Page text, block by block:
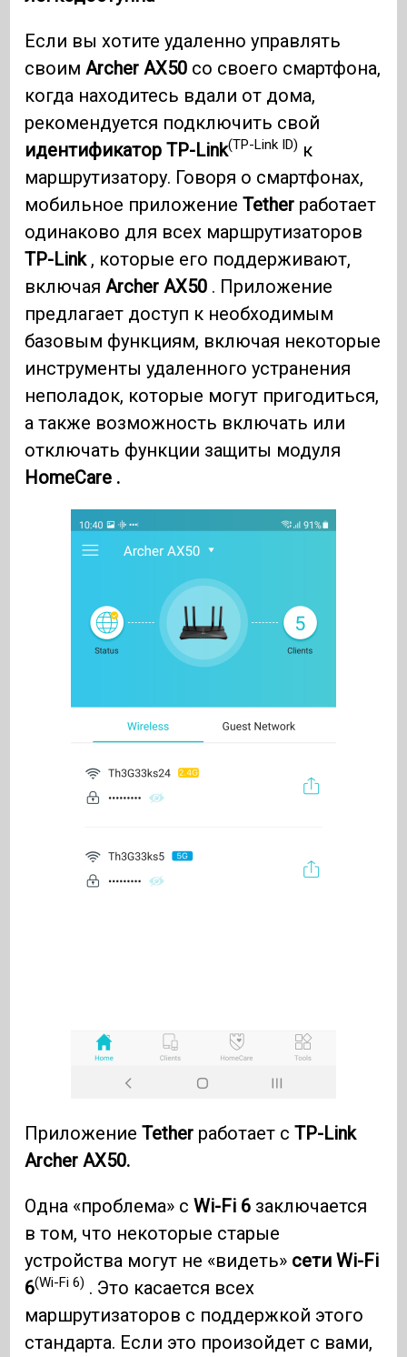
Если вы хотите удаленно управлять
своим Archer AX50 со своего смартфона,
когда находитесь вдали от дома,
рекомендуется подключить свой
идентификатор TP-Link(TP-Link ID) к
маршрутизатору. Говоря о смартфонах,
мобильное приложениеTether работает
одинаково для всех маршрутизаторов
TP-Link, которые его поддерживают,
включая Archer AX50 . Приложение
предлагает доступ к необходимым
базовым функциям, включая некоторые
инструменты удаленного устранения
неполадок, которые могут пригодиться,
а также возможность включать или
отключать функции защиты модуля
HomeCare .
ПриложениеTether работает сTP-Link
Archer AX50.
Одна «проблема» сWi-Fi 6 заключается
в том, что некоторые старые
устройства могут не «видеть» сети Wi-Fi
6(Wi-Fi 6) . Это касается всех
маршрутизаторов с поддержкой этого
стандарта. Если это произойдет с вами,